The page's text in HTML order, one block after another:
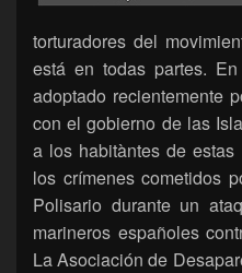
torturadores del
está en todas partes.
adoptado recientemente
con el gobierno de las
a los habitàntes de
los crímenes cometidos
Polisario durante un
marineros españoles
La Asociación de